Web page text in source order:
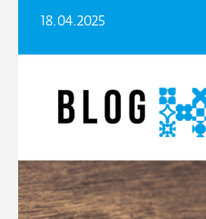
18.04.2025